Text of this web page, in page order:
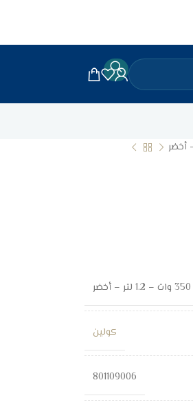
كولين
801109006